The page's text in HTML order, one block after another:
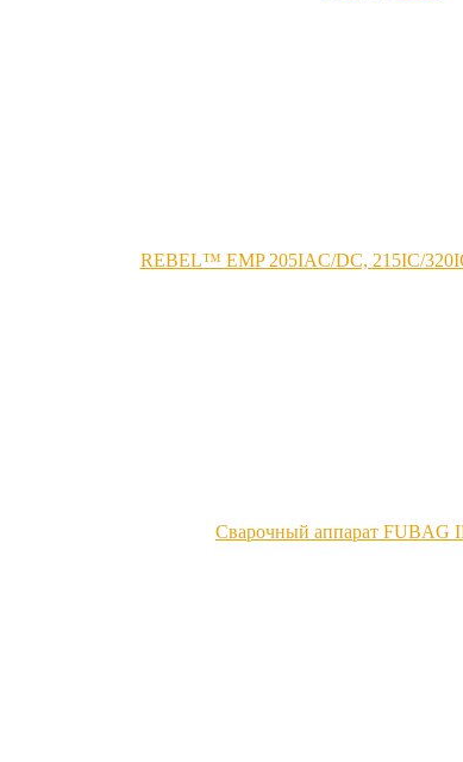
REBEL™ EMP 205IАC/DC, 215IC/
Сварочный аппарат FUBAG